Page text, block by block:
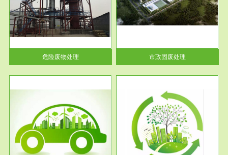
危险废物处理
市政固废处理
蔚蓝生态环境科技所从事的市政
废物处理业务包括市政废物的处
理处...
市政固废处理
服务范围
工作场所职业危害现状评价
【现状评价意义】：具体因素---